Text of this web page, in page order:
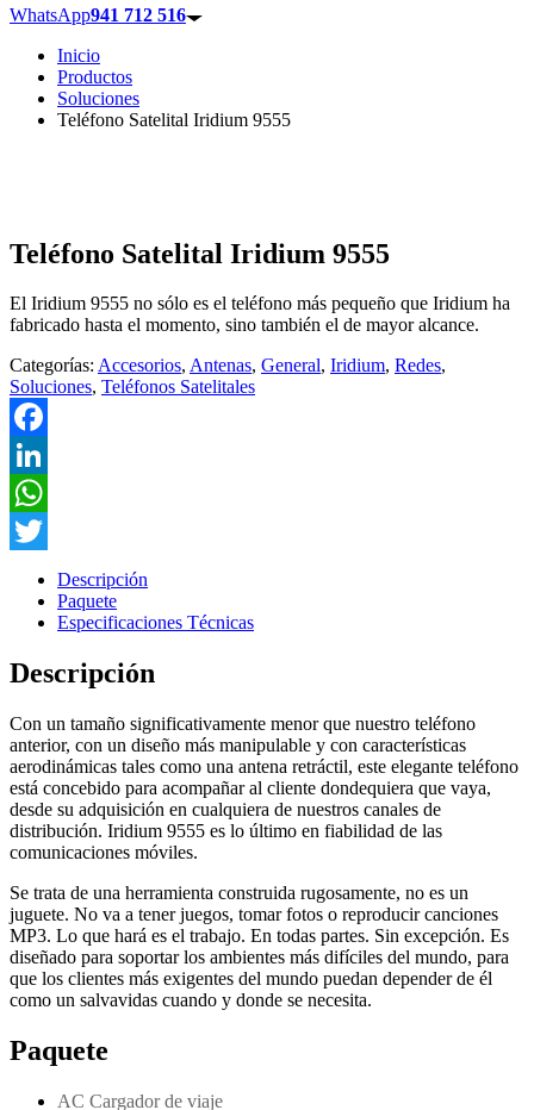
WhatsApp941 712 516
Inicio
Productos
Soluciones
Teléfono Satelital Iridium 9555
Teléfono Satelital Iridium 9555
El Iridium 9555 no sólo es el teléfono más pequeño que Iridium ha
fabricado hasta el momento, sino también el de mayor alcance.
Categorías: Accesorios, Antenas, General, Iridium, Redes,
Soluciones, Teléfonos Satelitales
Facebook
LinkedIn
WhatsApp
Twitter
Descripción
Paquete
Especificaciones Técnicas
Descripción
Con un tamaño significativamente menor que nuestro teléfono
anterior, con un diseño más manipulable y con características
aerodinámicas tales como una antena retráctil, este elegante teléfono
está concebido para acompañar al cliente dondequiera que vaya,
desde su adquisición en cualquiera de nuestros canales de
distribución. Iridium 9555 es lo último en fiabilidad de las
comunicaciones móviles.
Se trata de una herramienta construida rugosamente, no es un
juguete. No va a tener juegos, tomar fotos o reproducir canciones
MP3. Lo que hará es el trabajo. En todas partes. Sin excepción. Es
diseñado para soportar los ambientes más difíciles del mundo, para
que los clientes más exigentes del mundo puedan depender de él
como un salvavidas cuando y donde se necesita.
Paquete
AC Cargador de viaje